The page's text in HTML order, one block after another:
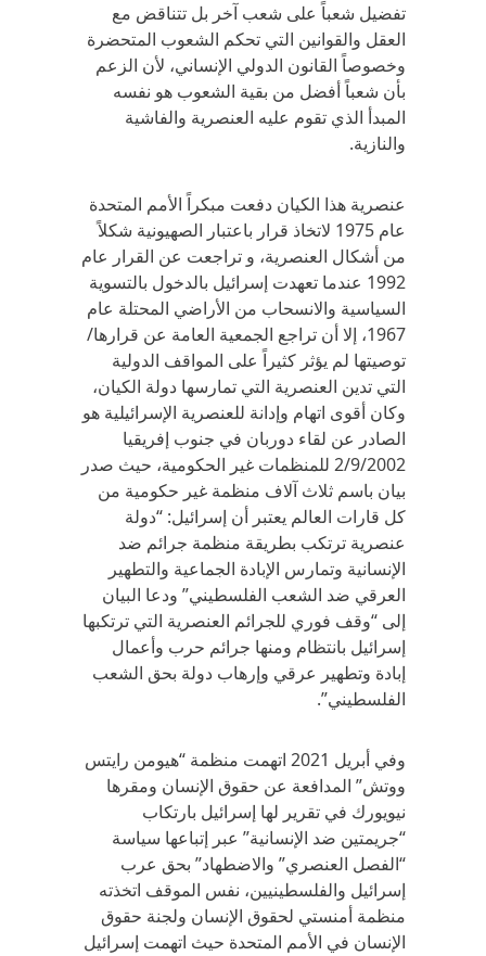
تفضيل شعباً على شعب آخر بل تتناقض مع
العقل والقوانين التي تحكم الشعوب المتحضرة
وخصوصاً القانون الدولي الإنساني، لأن الزعم
بأن شعباً أفضل من بقية الشعوب هو نفسه
المبدأ الذي تقوم عليه العنصرية والفاشية
والنازية.
عنصرية هذا الكيان دفعت مبكراً الأمم المتحدة
عام 1975 لاتخاذ قرار باعتبار الصهيونية شكلاً
من أشكال العنصرية، و تراجعت عن القرار عام
1992 عندما تعهدت إسرائيل بالدخول بالتسوية
السياسية والانسحاب من الأراضي المحتلة عام
1967، إلا أن تراجع الجمعية العامة عن قرارها/
توصيتها لم يؤثر كثيراً على المواقف الدولية
التي تدين العنصرية التي تمارسها دولة الكيان،
وكان أقوى اتهام وإدانة للعنصرية الإسرائيلية هو
الصادر عن لقاء دوربان في جنوب إفريقيا
2/9/2002 للمنظمات غير الحكومية، حيث صدر
بيان باسم ثلاث آلاف منظمة غير حكومية من
كل قارات العالم يعتبر أن إسرائيل: “دولة
عنصرية ترتكب بطريقة منظمة جرائم ضد
الإنسانية وتمارس الإبادة الجماعية والتطهير
العرقي ضد الشعب الفلسطيني” ودعا البيان
إلى “وقف فوري للجرائم العنصرية التي ترتكبها
إسرائيل بانتظام ومنها جرائم حرب وأعمال
إبادة وتطهير عرقي وإرهاب دولة بحق الشعب
الفلسطيني”.
وفي أبريل 2021 اتهمت منظمة “هيومن رايتس
ووتش” المدافعة عن حقوق الإنسان ومقرها
نيويورك في تقرير لها إسرائيل بارتكاب
“جريمتين ضد الإنسانية” عبر إتباعها سياسة
“الفصل العنصري” والاضطهاد” بحق عرب
إسرائيل والفلسطينيين، نفس الموقف اتخذته
منظمة أمنستي لحقوق الإنسان ولجنة حقوق
الإنسان في الأمم المتحدة حيث اتهمت إسرائيل